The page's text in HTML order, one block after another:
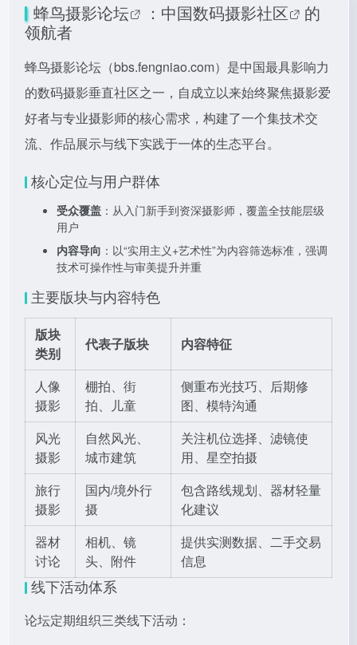
蜂鸟摄影论坛 ：中国数码摄影社区
的
领航者
蜂鸟摄影论坛（bbs.fengniao.com）是中国最具影响力
的数码摄影垂直社区之一，自成立以来始终聚焦摄影爱
好者与专业摄影师的核心需求，构建了一个集技术交
流、作品展示与线下实践于一体的生态平台。
核心定位与用户群体
受众覆盖 ：从入门新手到资深摄影师，覆盖全技能层级
用户
内容导向 ：以“实用主义+艺术性”为内容筛选标准，强调
技术可操作性与审美提升并重
主要版块与内容特色
版块
类别
代表子版块 内容特征
人像
摄影
棚拍、街
拍、儿童
侧重布光技巧、后期修
图、模特沟通
风光
摄影
自然风光、
城市建筑
关注机位选择、滤镜使
用、星空拍摄
旅行
摄影
国内/境外行
摄
包含路线规划、器材轻量
化建议
器材
讨论
相机、镜
头、附件
提供实测数据、二手交易
信息
线下活动体系
论坛定期组织三类线下活动：